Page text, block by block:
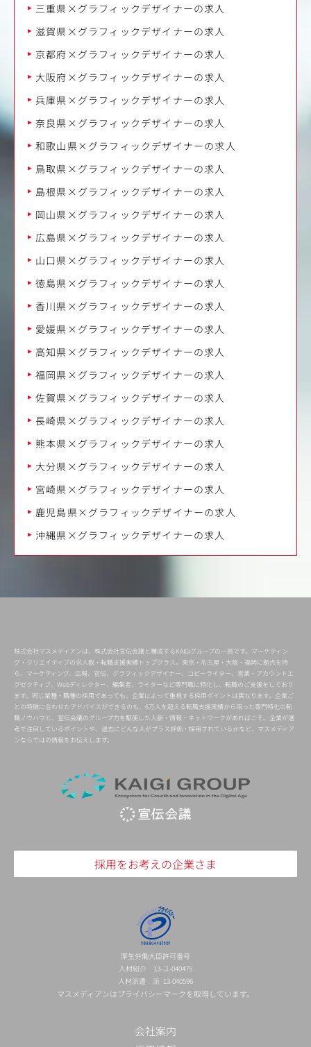
三重県×グラフィックデザイナーの求人
滋賀県×グラフィックデザイナーの求人
京都府×グラフィックデザイナーの求人
大阪府×グラフィックデザイナーの求人
兵庫県×グラフィックデザイナーの求人
奈良県×グラフィックデザイナーの求人
和歌山県×グラフィックデザイナーの求人
鳥取県×グラフィックデザイナーの求人
島根県×グラフィックデザイナーの求人
岡山県×グラフィックデザイナーの求人
広島県×グラフィックデザイナーの求人
山口県×グラフィックデザイナーの求人
徳島県×グラフィックデザイナーの求人
香川県×グラフィックデザイナーの求人
愛媛県×グラフィックデザイナーの求人
高知県×グラフィックデザイナーの求人
福岡県×グラフィックデザイナーの求人
佐賀県×グラフィックデザイナーの求人
長崎県×グラフィックデザイナーの求人
熊本県×グラフィックデザイナーの求人
大分県×グラフィックデザイナーの求人
宮崎県×グラフィックデザイナーの求人
鹿児島県×グラフィックデザイナーの求人
沖縄県×グラフィックデザイナーの求人
株式会社マスメディアンは、株式会社宣伝会議と構成するKAIGIグループの一員です。マーケティン
グ・クリエイティブの求人数・転職支援実績トップクラス。東京・名古屋・大阪・福岡に拠点を持
ち、マーケティング、広報、宣伝、グラフィックデザイナー、コピーライター、営業・アカウントエ
グゼクティブ、Webディレクター、編集者、ライターなど専門職に特化し、転職のご支援をしており
ます。同じ業種・職種の採用であっても、企業によって重視する採用ポイントは異なります。企業ご
との特徴に合わせたアドバイスができるのも、6万人を超える転職支援実績から培った専門特化の転
職ノウハウと、宣伝会議のグループ力を駆使した人脈・情報・ネットワークがあればこそ。企業が選
考で注目しているポイントや、過去にどんな人がプラス評価・採用されているかなど、マスメディア
ンならではの情報をお伝えします。
採用をお考えの企業さま
厚生労働大臣許可番号
人材紹介 13-ユ-040475
人材派遣 派 13-040596
マスメディアンはプライバシーマークを取得しています。
会社案内